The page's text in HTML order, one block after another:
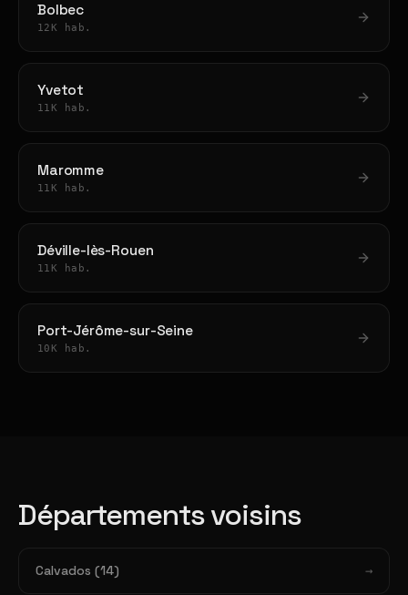
Bolbec
12K hab.
Yvetot
11K hab.
Maromme
11K hab.
Déville-lès-Rouen
11K hab.
Port-Jérôme-sur-Seine
10K hab.
Départements voisins
Calvados (14)